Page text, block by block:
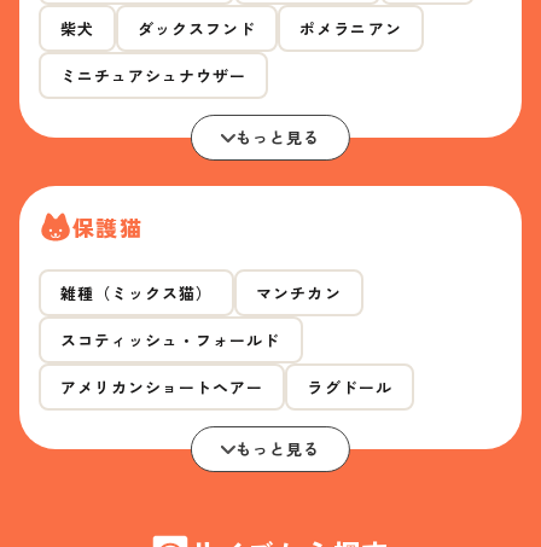
柴犬 ダックスフンド ポメラニアン
ミニチュアシュナウザー
もっと見る
保護猫
雑種（ミックス猫） マンチカン
スコティッシュ・フォールド
アメリカンショートヘアー ラグドール
もっと見る